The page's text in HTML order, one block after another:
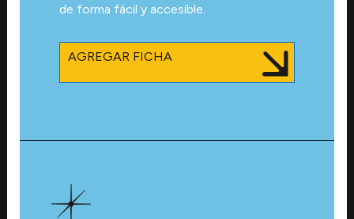
de forma fácil y accesible.
AGREGAR FICHA